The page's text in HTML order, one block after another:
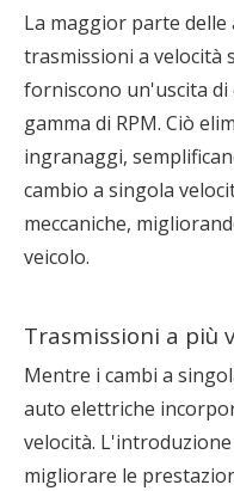
La maggior parte
trasmissioni a velocità
forniscono un'uscita di
gamma di RPM. Ciò
ingranaggi,
cambio a singola
meccaniche,
veicolo.
Trasmissioni a più
Mentre i cambi a
auto elettriche
velocità.
migliorare le